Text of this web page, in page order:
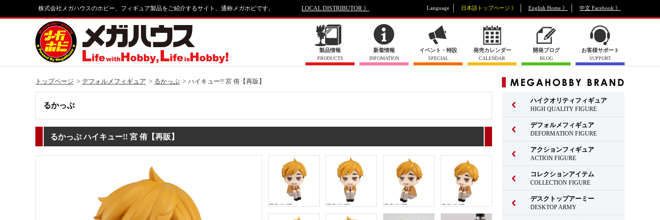
株式会社メガハウスのホビー、フィギュア製品をご紹介するサイト、通称メガホビです。 LOCAL DISTRIBUTOR 》 Language 日本語トップページ 》 English Home 》 中文 Facebook 》
製品情報
PRODUCTS
新着情報
INFOMATION
イベント・特設
SPECIAL
発売カレンダー
CALENDAR
開発ブログ
BLOG
お客様サポート
SUPPORT
トップページ デフォルメフィギュア るかっぷ ハイキュー!! 宮 侑【再販】
るかっぷ
るかっぷ ハイキュー!! 宮 侑【再販】
ハイクオリティフィギュア
HIGH QUALITY FIGURE
デフォルメフィギュア
DEFORMATION FIGURE
アクションフィギュア
ACTION FIGURE
コレクションアイテム
COLLECTION FIGURE
デスクトップアーミー
DESKTOP ARMY